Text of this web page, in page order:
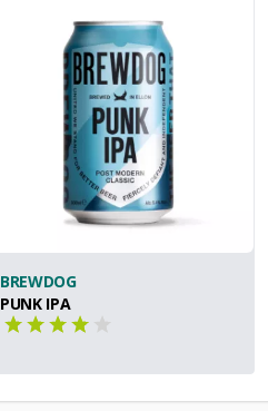
BREWDOG
PUNK IPA